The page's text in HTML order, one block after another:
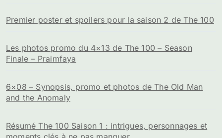
Premier poster et spoilers pour la saison 2 de The 100
Les photos promo du 4×13 de The 100 – Season
Finale – Praimfaya
6×08 – Synopsis, promo et photos de The Old Man
and the Anomaly
Résumé The 100 Saison 1 : intrigues, personnages et